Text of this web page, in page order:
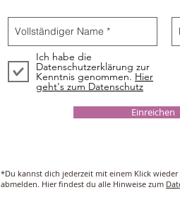
Ich habe die
Datenschutzerklärung zur
Kenntnis genommen. Hier
geht's zum Datenschutz
Einreichen
*Du kannst dich jederzeit mit einem Klick wieder
abmelden. Hier findest du alle Hinweise zum